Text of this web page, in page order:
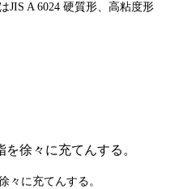
JIS A 6024 硬質形、高粘度形
徐々に充てんする。
々に充てんする。